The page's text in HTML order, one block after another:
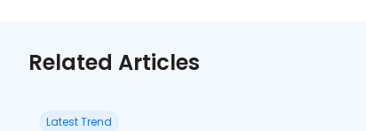
Related Articles
Latest Trend